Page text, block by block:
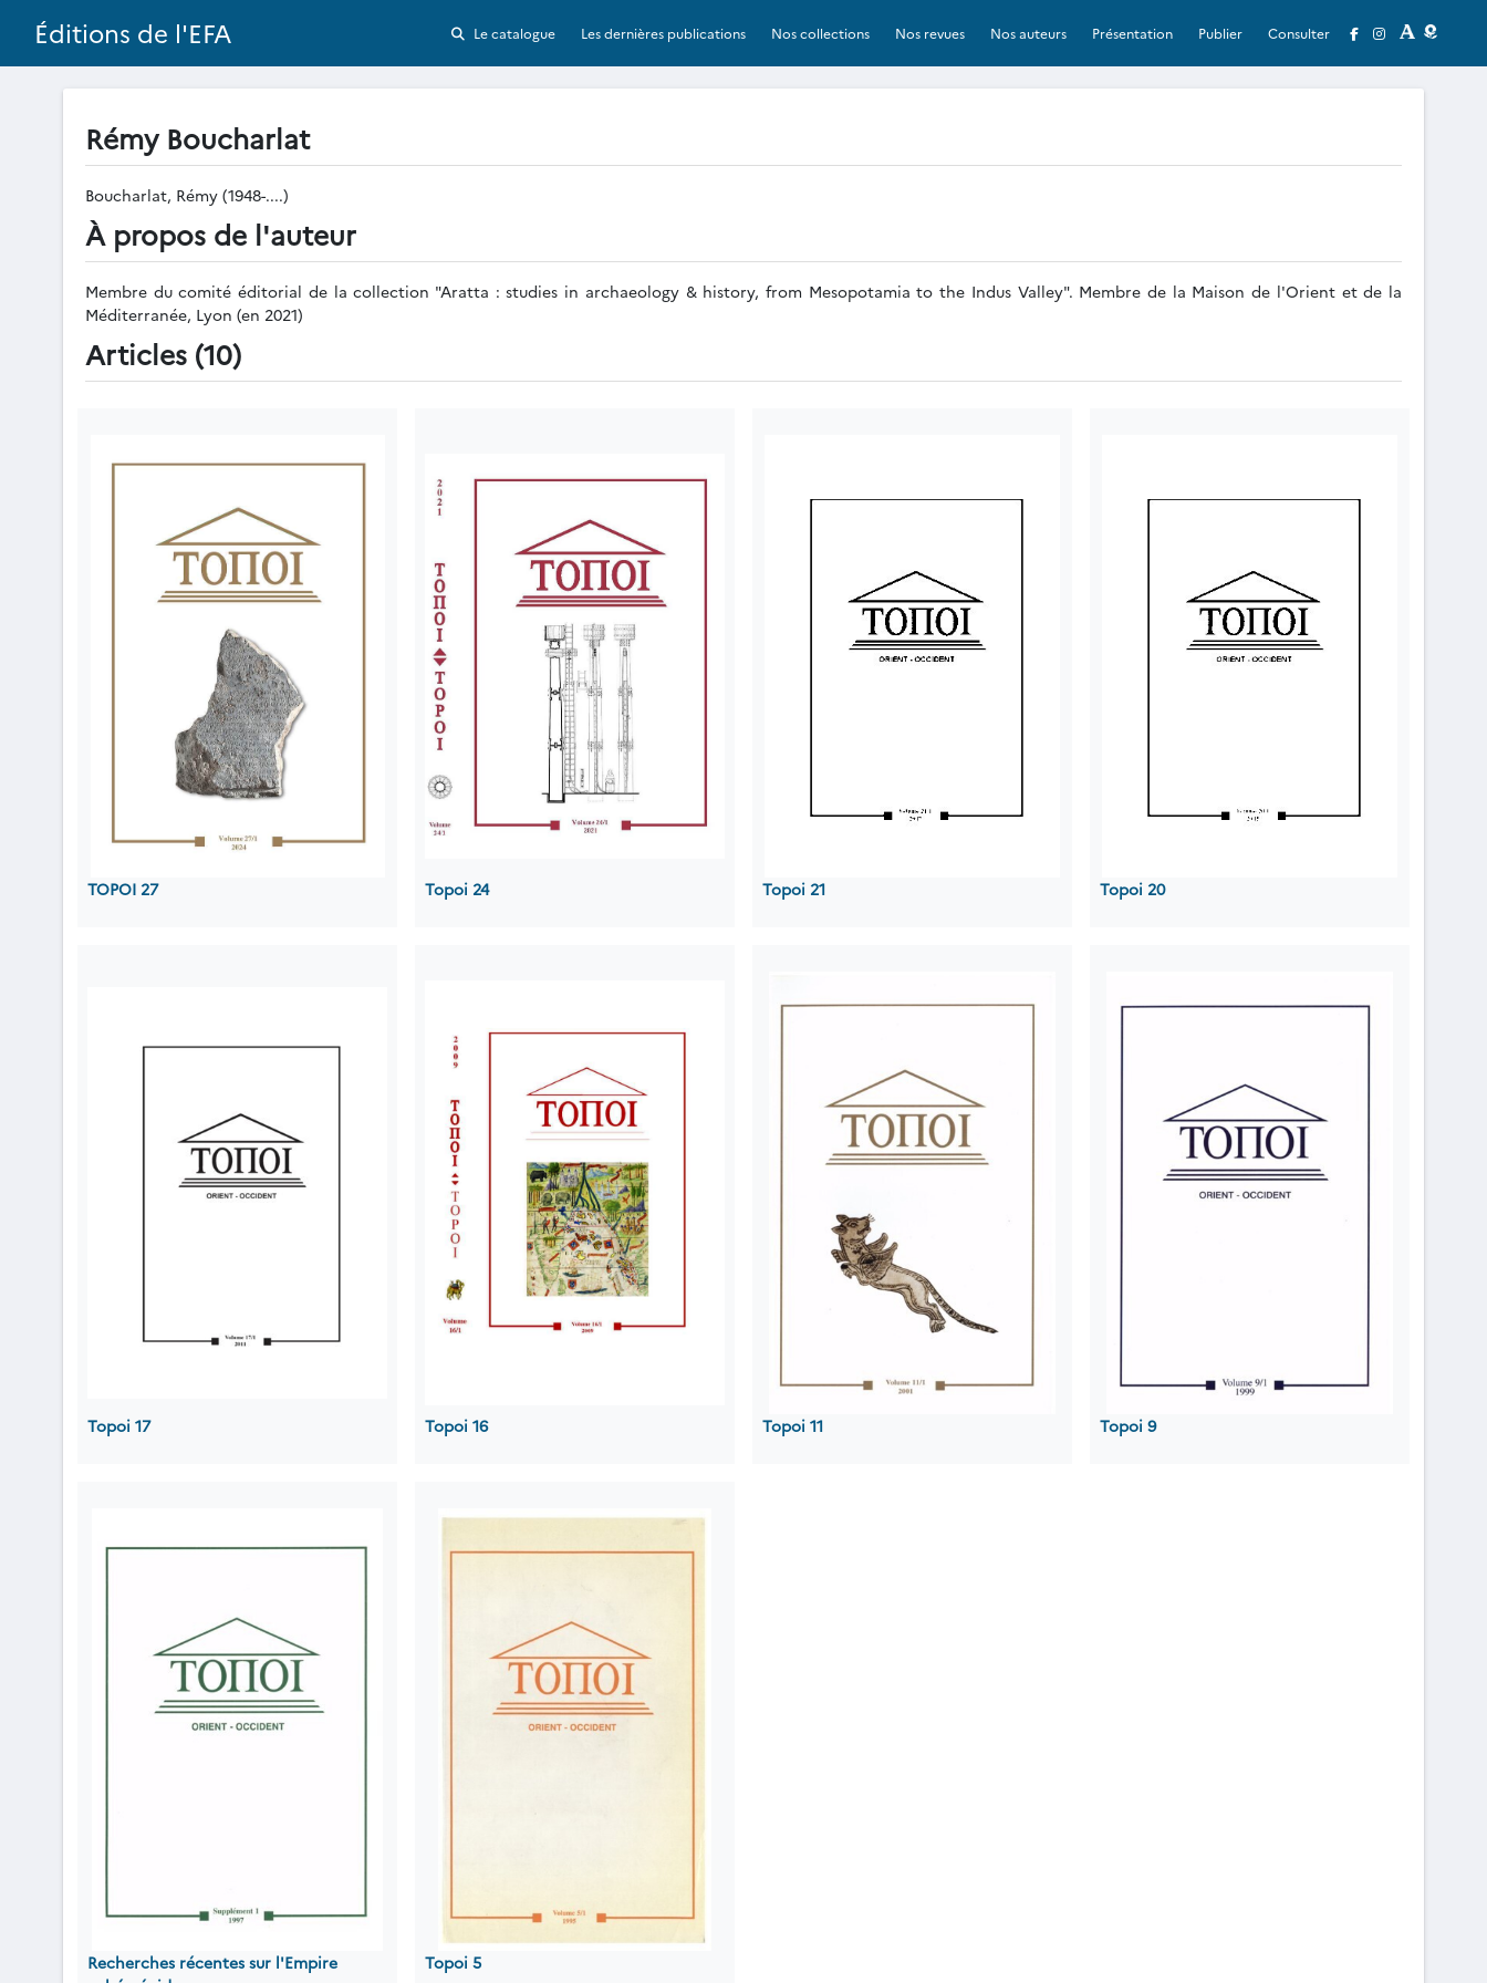
Éditions de l'EFA Le catalogue Les dernières publications Nos collections Nos revues Nos auteurs Présentation Publier Consulter
Rémy Boucharlat
Boucharlat, Rémy (1948-....)
À propos de l'auteur
Membre du comité éditorial de la collection "Aratta : studies in archaeology & history, from Mesopotamia to the Indus Valley". Membre de la Maison de l'Orient et de la
Méditerranée, Lyon (en 2021)
Articles (10)
TOPOI 27 Topoi 24 Topoi 21 Topoi 20
Topoi 17 Topoi 16 Topoi 11 Topoi 9
Recherches récentes sur l'Empire
Topoi 5